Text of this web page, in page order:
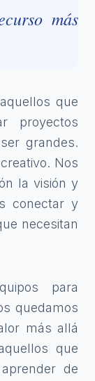
más
que
proyectos
grandes.
Nos
la visión y
conectar y
necesitan
para
quedamos
más allá
que
de